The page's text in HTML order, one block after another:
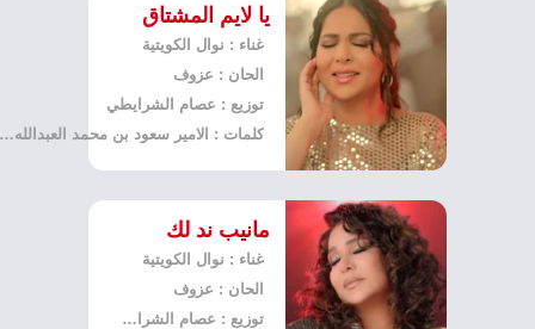
يا لايم المشتاق
غناء : نوال الكويتية
الحان : عزوف
توزيع : عصام الشرايطي
كلمات : الامير سعود بن محمد العبدالله الفيصل
مانيب ند لك
غناء : نوال الكويتية
الحان : عزوف
توزيع : عصام الشرايطي